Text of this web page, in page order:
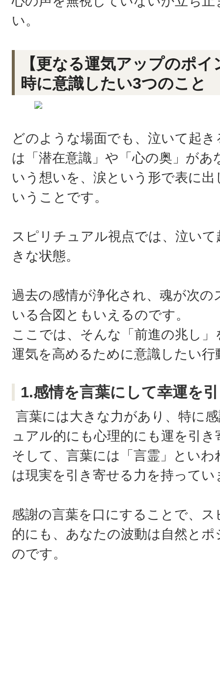
い。
【更なる運気アップのポ
時に意識したい3つのこと
どのような場面でも、泣いて起
は「潜在意識」や「心の奥」が
いう想いを、涙という形で表に
いうことです。
スピリチュアル視点では、泣い
きな状態。
過去の感情が浄化され、魂が次
いる合図ともいえるのです。
ここでは、そんな「前進の兆し
運気を高めるために意識したい
1.感情を言葉にして幸運を
言葉には大きな力があり、特に
ュアル的にも心理的にも運を引
そして、言葉には「言霊」とい
は現実を引き寄せる力を持ってい
感謝の言葉を口にすることで、
的にも、あなたの波動は自然と
のです。